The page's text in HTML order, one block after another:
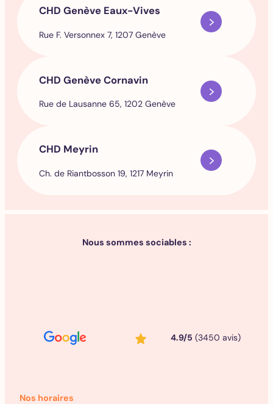
CHD Genève Eaux-Vives
Rue F. Versonnex 7, 1207 Genève
CHD Genève Cornavin
Rue de Lausanne 65, 1202 Genève
CHD Meyrin
Ch. de Riantbosson 19, 1217 Meyrin
Nous sommes sociables :
4.9/5 (3450 avis)
Nos horaires